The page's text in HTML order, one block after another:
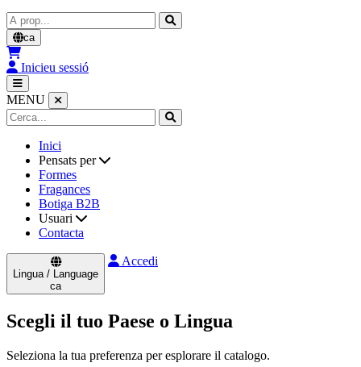
Cerca
ca
Inicieu sessió
MENU
Inici
Pensats per
Formes
Fragances
Botiga B2B
Usuari
Contacta
Lingua / Language
ca
Accedi
Scegli il tuo Paese o Lingua
Seleziona la tua preferenza per esplorare il catalogo.